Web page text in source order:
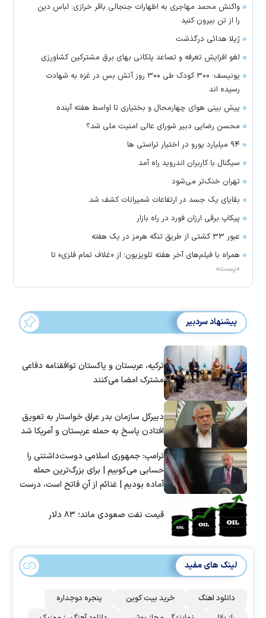
واکنش محمد مهاجری به اظهارات جنجالی باقر خرازی: لباس دین
را از تن بیرون کنید
ژیلا هدائی درگذشت
لغو افزایش تعرفه و تصاعد پلکانی بهای برق مشترکین کشاورزی
یونیسف: ۳۰۰ کودک طی ۳۰۰ روز آتش بس در غزه به شهادت
رسیده اند
پیش بینی هوای چهارمحال و بختیاری تا اواسط هفته آینده
محسن رضایی دبیر شورای عالی امنیت ملی شد؟
۹۴ میلیارد یورو در اختیار تراستی ها
سیگنال با کاربران اندروید راه آمد
تهران خنک‌تر می‌شود
بقایای یک جسد در ارتفاعات شمیرانات کشف شد
پیکاپ برقی ارزان فورد در راه بازار
عبور ۳۳ کشتی از طریق تنگه هرمز در یک هفته
همراه با فیلم‌های آخر هفته تلویزیون؛ از «غلاف تمام فلزی» تا
«پست»
پیشنهاد سردبیر
ترکیه، عربستان و پاکستان توافقنامه دفاعی
مشترک امضا می‌کنند
دبیرکل سازمان بدر عراق خواستار به تعویق
افتادن پاسخ به حمله عربستان و آمریکا شد
ترامپ: جمهوری اسلامی دوست‌داشتنی را
حسابی می‌کوبیم | برای بزرگ‌ترین حمله
آماده بودیم | غنائم از آنِ فاتح است، درست
قیمت نفت صعودی ماند؛ ۸۳ دلار
لینک های مفید
دانلود اهنگ خرید بیت کوین
پنجره دوجداره